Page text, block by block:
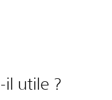
il utile ?